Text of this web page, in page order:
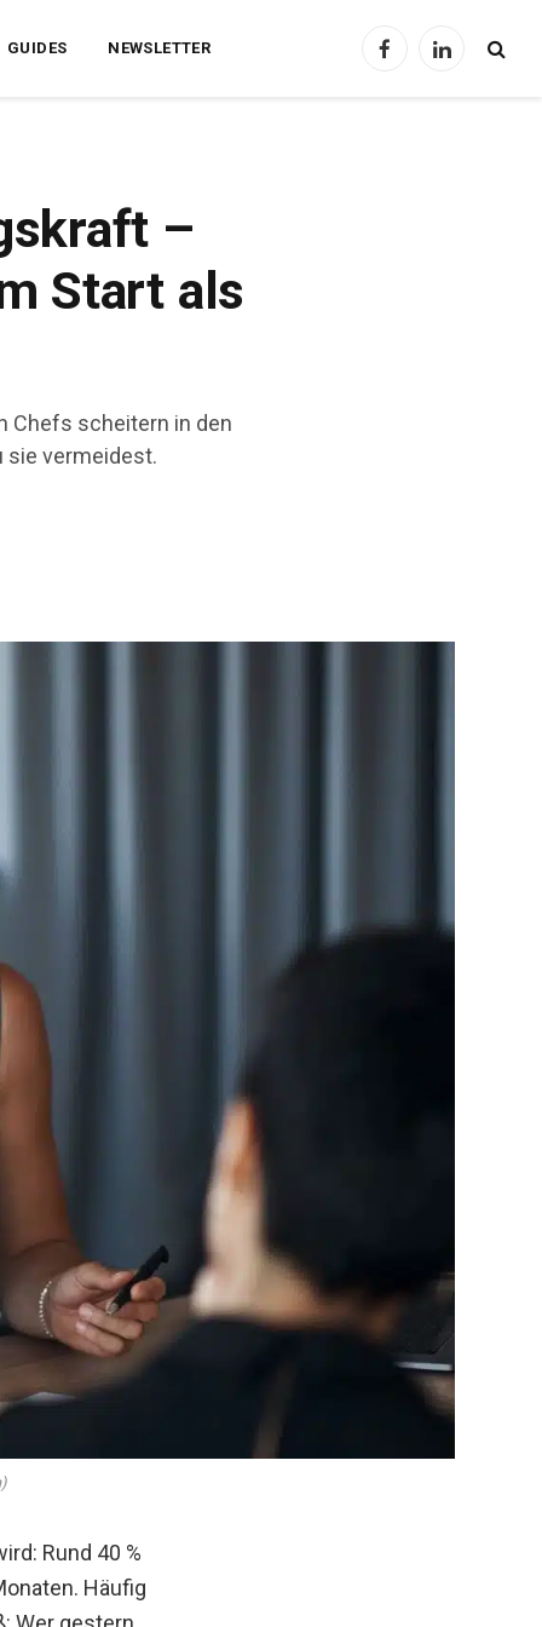
GUIDES NEWSLETTER
FacebookLinkedIn
–
Start als
Chefs scheitern in den
sie vermeidest.
Rund 40 %
Häufig